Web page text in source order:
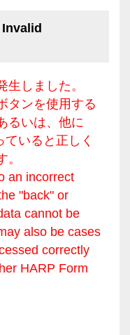
Invalid
しました。
タンを使用する
るいは、他に
いると正しく
an incorrect
"back" or
cannot be
also be cases
correctly
HARP Form